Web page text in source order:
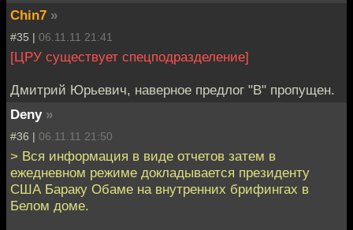
Chin7 »
#35 | 06.11.11 21:41
[ЦРУ существует спецподразделение]
Дмитрий Юрьевич, наверное предлог "В" пропущен.
Deny »
#36 | 06.11.11 21:50
> Вся информация в виде отчетов затем в
ежедневном режиме докладывается президенту
США Бараку Обаме на внутренних брифингах в
Белом доме.